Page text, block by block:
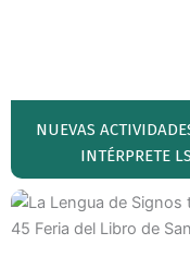
NUEVAS
INTÉRPRETE